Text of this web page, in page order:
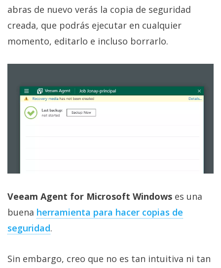
abras de nuevo verás la copia de seguridad
creada, que podrás ejecutar en cualquier
momento, editarlo e incluso borrarlo.
Veeam Agent for Microsoft Windows es una
buena herramienta para hacer copias de
seguridad‎.
Sin embargo, creo que no es tan intuitiva ni tan